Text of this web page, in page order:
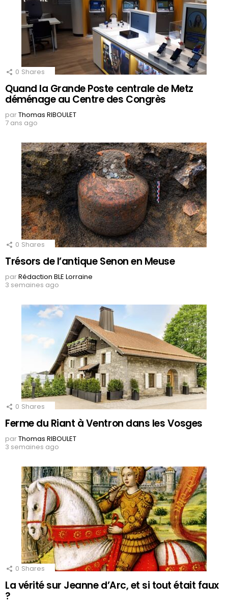
0 Shares
Quand la Grande Poste centrale de Metz
déménage au Centre des Congrès
parThomas RIBOULET
7 ans ago
0 Shares
Trésors de l’antique Senon en Meuse
parRédaction BLE Lorraine
3 semaines ago
0 Shares
Ferme du Riant à Ventron dans les Vosges
parThomas RIBOULET
3 semaines ago
0 Shares
La vérité sur Jeanne d’Arc, et si tout était faux
?